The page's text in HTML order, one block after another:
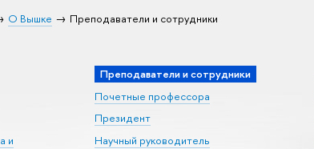
О Вышке Преподаватели и сотрудники
и
Преподаватели и сотрудники
Почетные профессора
Президент
Научный руководитель